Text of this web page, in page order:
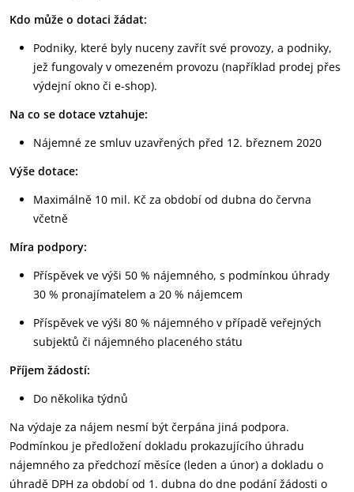
Kdo může o dotaci žádat:
Podniky, které byly nuceny zavřít své provozy, a podniky,
jež fungovaly v omezeném provozu (například prodej přes
výdejní okno či e-shop).
Na co se dotace vztahuje:
Nájemné ze smluv uzavřených před 12. březnem 2020
Výše dotace:
Maximálně 10 mil. Kč za období od dubna do června
včetně
Míra podpory:
Příspěvek ve výši 50 % nájemného, s podmínkou úhrady
30 % pronajímatelem a 20 % nájemcem
Příspěvek ve výši 80 % nájemného v případě veřejných
subjektů či nájemného placeného státu
Příjem žádostí:
Do několika týdnů
Na výdaje za nájem nesmí být čerpána jiná podpora.
Podmínkou je předložení dokladu prokazujícího úhradu
nájemného za předchozí měsíce (leden a únor) a dokladu o
úhradě DPH za období od 1. dubna do dne podání žádosti o